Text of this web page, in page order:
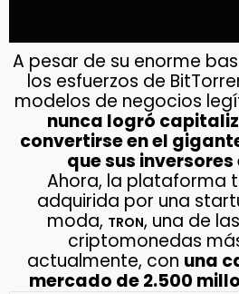
A pesar de su enorme
los esfuerzos de
modelos de negocios
nunca logró
convertirse en el
que sus
Ahora, la plataforma
adquirida por una
moda, TRON, una de
criptomonedas
actualmente, con una
mercado de 2.500